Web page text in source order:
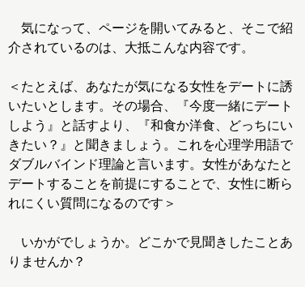
気になって、ページを開いてみると、そこで紹
介されているのは、大抵こんな内容です。
＜たとえば、あなたが気になる女性をデートに誘
いたいとします。その場合、『今度一緒にデート
しよう』と話すより、『和食か洋食、どっちにい
きたい？』と聞きましょう。これを心理学用語で
ダブルバインド理論と言います。女性があなたと
デートすることを前提にすることで、女性に断ら
れにくい質問になるのです＞
いかがでしょうか。どこかで見聞きしたことあ
りませんか？